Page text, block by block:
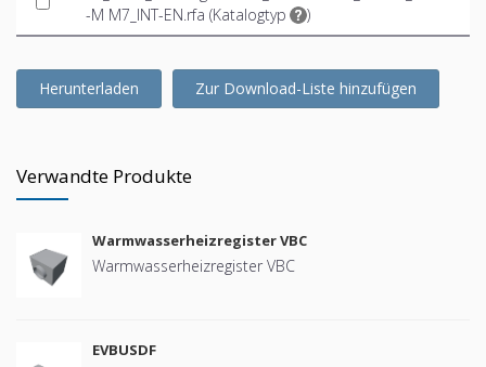
-M M7_INT-EN.rfa (Katalogtyp )
Herunterladen Zur Download-Liste hinzufügen
Verwandte Produkte
Warmwasserheizregister VBC
Warmwasserheizregister VBC
EVBUSDF